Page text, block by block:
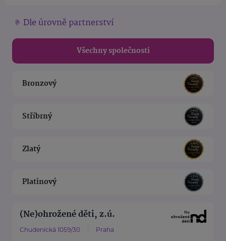
Dle úrovně partnerství
Všechny společnosti
Bronzový
Stříbrný
Zlatý
Platinový
(Ne)ohrožené děti, z.ú.
Chudenická 1059/30 Praha